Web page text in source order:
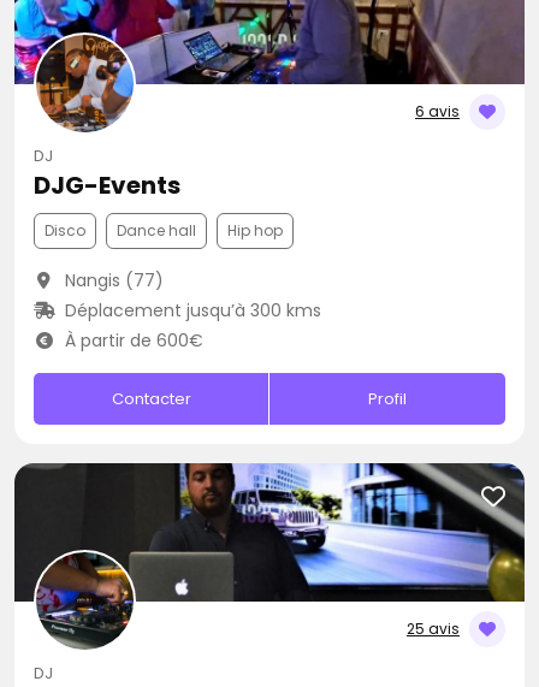
6 avis
DJ
DJG-Events
Disco Dance hall Hip hop
Nangis (77)
Déplacement jusqu’à 300 kms
À partir de 600€
Contacter Profil
25 avis
DJ